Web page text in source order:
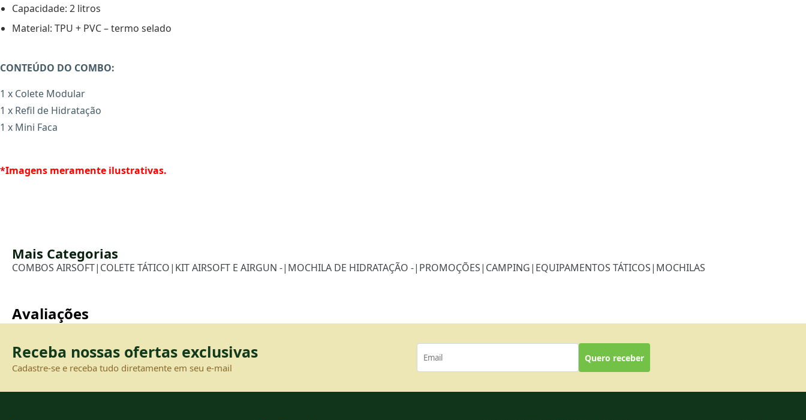
Capacidade: 2 litros
Material: TPU + PVC – termo selado
CONTEÚDO DO COMBO:
1 x Colete Modular
1 x Refil de Hidratação
1 x Mini Faca
*Imagens meramente ilustrativas.
Mais Categorias
COMBOS AIRSOFT| COLETE TÁTICO| KIT AIRSOFT E AIRGUN -| MOCHILA DE HIDRATAÇÃO -| PROMOÇÕES| CAMPING| EQUIPAMENTOS TÁTICOS| MOCHILAS
Avaliações
Receba nossas ofertas exclusivas
Cadastre-se e receba tudo diretamente em seu e-mail
Quero receber